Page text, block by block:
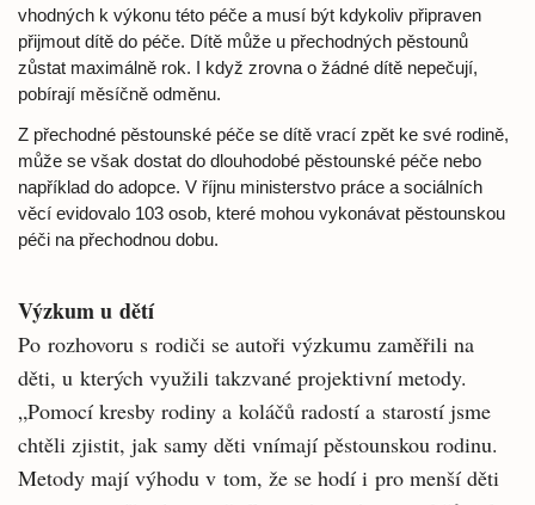
vhodných k výkonu této péče a musí být kdykoliv připraven
přijmout dítě do péče. Dítě může u přechodných pěstounů
zůstat maximálně rok. I když zrovna o žádné dítě nepečují,
pobírají měsíčně odměnu.
Z přechodné pěstounské péče se dítě vrací zpět ke své rodině,
může se však dostat do dlouhodobé pěstounské péče nebo
například do adopce. V říjnu ministerstvo práce a sociálních
věcí evidovalo 103 osob, které mohou vykonávat pěstounskou
péči na přechodnou dobu.
Výzkum u dětí
Po rozhovoru s rodiči se autoři výzkumu zaměřili na
děti, u kterých využili takzvané projektivní metody.
„Pomocí kresby rodiny a koláčů radostí a starostí jsme
chtěli zjistit, jak samy děti vnímají pěstounskou rodinu.
Metody mají výhodu v tom, že se hodí i pro menší děti